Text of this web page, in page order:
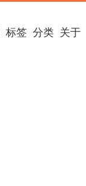
标签 分类 关于